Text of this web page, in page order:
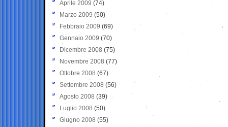
Aprile 2009 (74)
Marzo 2009 (50)
Febbraio 2009 (69)
Gennaio 2009 (70)
Dicembre 2008 (75)
Novembre 2008 (77)
Ottobre 2008 (67)
Settembre 2008 (56)
Agosto 2008 (39)
Luglio 2008 (50)
Giugno 2008 (55)